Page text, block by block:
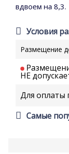
вдвоем на 8,3.
Условия
Размещение
НЕ
Для оплаты
Самые